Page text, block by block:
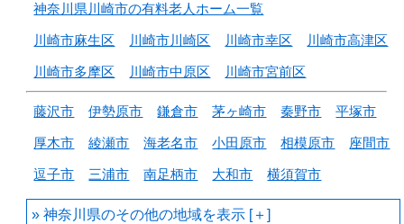
神奈川県川崎市の有料老人ホーム一覧
川崎市麻生区 川崎市川崎区 川崎市幸区 川崎市高津区
川崎市多摩区 川崎市中原区 川崎市宮前区
藤沢市 伊勢原市 鎌倉市 茅ヶ崎市 秦野市 平塚市
厚木市 綾瀬市 海老名市 小田原市 相模原市 座間市
逗子市 三浦市 南足柄市 大和市 横須賀市
神奈川県のその他の地域を